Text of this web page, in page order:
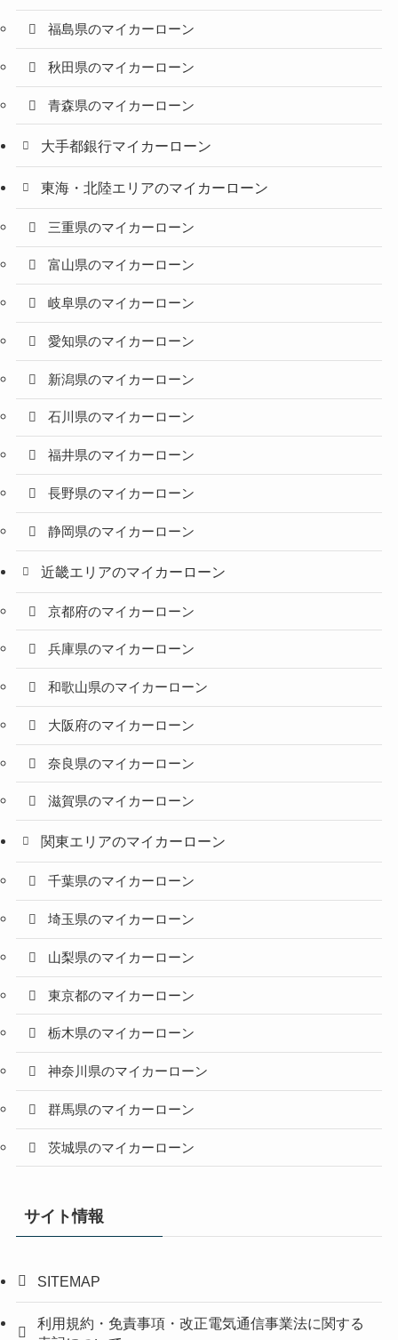
福島県のマイカーローン
秋田県のマイカーローン
青森県のマイカーローン
大手都銀行マイカーローン
東海・北陸エリアのマイカーローン
三重県のマイカーローン
富山県のマイカーローン
岐阜県のマイカーローン
愛知県のマイカーローン
新潟県のマイカーローン
石川県のマイカーローン
福井県のマイカーローン
長野県のマイカーローン
静岡県のマイカーローン
近畿エリアのマイカーローン
京都府のマイカーローン
兵庫県のマイカーローン
和歌山県のマイカーローン
大阪府のマイカーローン
奈良県のマイカーローン
滋賀県のマイカーローン
関東エリアのマイカーローン
千葉県のマイカーローン
埼玉県のマイカーローン
山梨県のマイカーローン
東京都のマイカーローン
栃木県のマイカーローン
神奈川県のマイカーローン
群馬県のマイカーローン
茨城県のマイカーローン
サイト情報
SITEMAP
利用規約・免責事項・改正電気通信事業法に関する